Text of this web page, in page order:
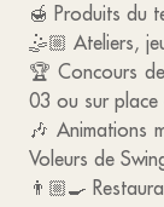
🍯 Produits du
🤹🏼 Ateliers,
🏆 Concours
03 ou sur place
🎶 Animations
Voleurs de
👨🏼‍🍳